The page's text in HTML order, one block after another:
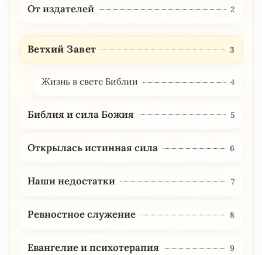
От издателей 2
Ветхий Завет 3
Жизнь в свете Библии 4
Библия и сила Божия 5
Открылась истинная сила 6
Наши недостатки 7
Ревностное служение 8
Евангелие и психотерапия 9